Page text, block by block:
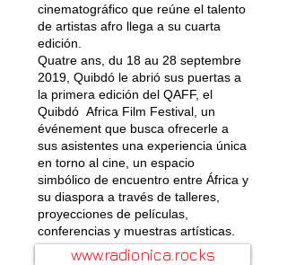
cinematográfico que reúne el talento
de artistas afro llega a su cuarta
edición.
Quatre ans, du 18 au 28 septembre
2019, Quibdó le abrió sus puertas a
la primera edición del QAFF, el
Quibdó Africa Film Festival, un
événement que busca ofrecerle a
sus asistentes una experiencia única
en torno al cine, un espacio
simbólico de encuentro entre África y
su diaspora a través de talleres,
proyecciones de películas,
conferencias y muestras artísticas.
www.radionica.rocks